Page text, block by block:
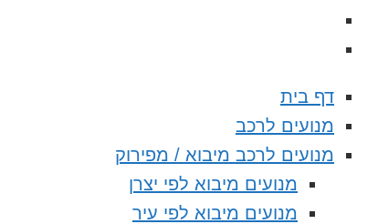
דף בית
מנועים לרכב
מנועים לרכב מיבוא / מפירוק
מנועים מיבוא לפי יצרן
מנועים מיבוא לפי עיר